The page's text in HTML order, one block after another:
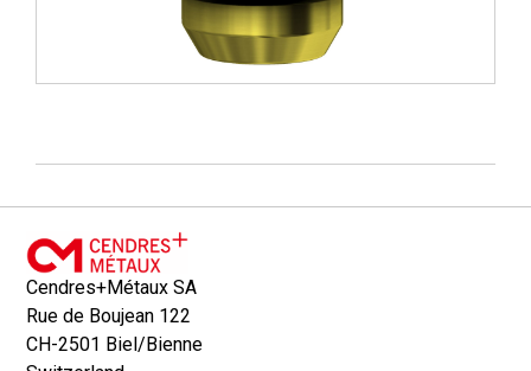
Cendres+Métaux SA
Rue de Boujean 122
CH-2501 Biel/Bienne